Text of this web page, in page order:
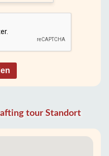
tour Standort